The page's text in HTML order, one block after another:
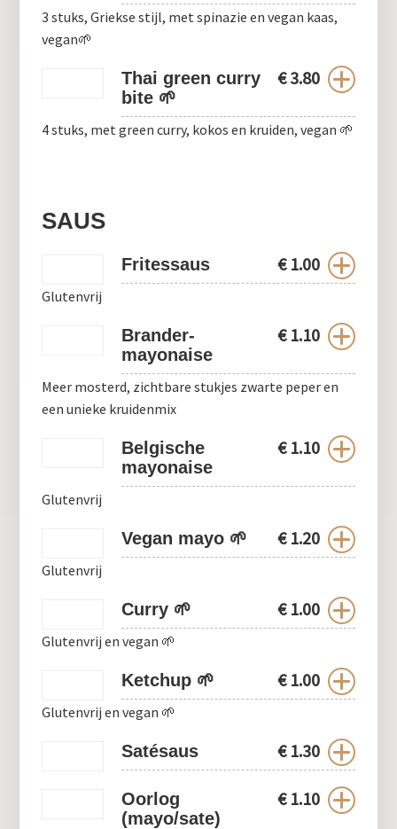
3 stuks, Griekse stijl, met spinazie en vegan kaas,
vegan🌱
Thai green curry
bite 🌱
€3.80
4 stuks, met green curry, kokos en kruiden, vegan 🌱
SAUS
Fritessaus €1.00
Glutenvrij
Brander-
mayonaise
€1.10
Meer mosterd, zichtbare stukjes zwarte peper en
een unieke kruidenmix
Belgische
mayonaise
€1.10
Glutenvrij
Vegan mayo 🌱 €1.20
Glutenvrij
Curry 🌱 €1.00
Glutenvrij en vegan 🌱
Ketchup 🌱 €1.00
Glutenvrij en vegan 🌱
Satésaus €1.30
Oorlog
(mayo/sate)
€1.10
0